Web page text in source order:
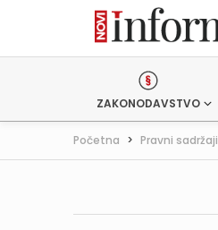
ZAKONODAVSTVO
Početna > Pravni sadržaji